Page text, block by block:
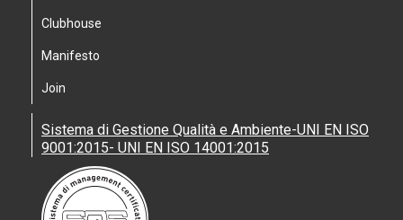
Clubhouse
Manifesto
Join
Sistema di Gestione Qualità e Ambiente-UNI EN ISO
9001:2015- UNI EN ISO 14001:2015